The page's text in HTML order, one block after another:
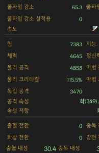
쿨타임 감소
65.3 쿨타
쿨타임 감소 실적용 0
속도
힘 7383 지능
체력 4645 정신
물리 공격 4858 마법
물리 크리티컬 115.5% 마법
독립 공격 3470
공격 속성
화(349)
속성 저항
출혈 전환 0 중독
화상 전환 0 감전
출혈 내성 30.4 중독 내성